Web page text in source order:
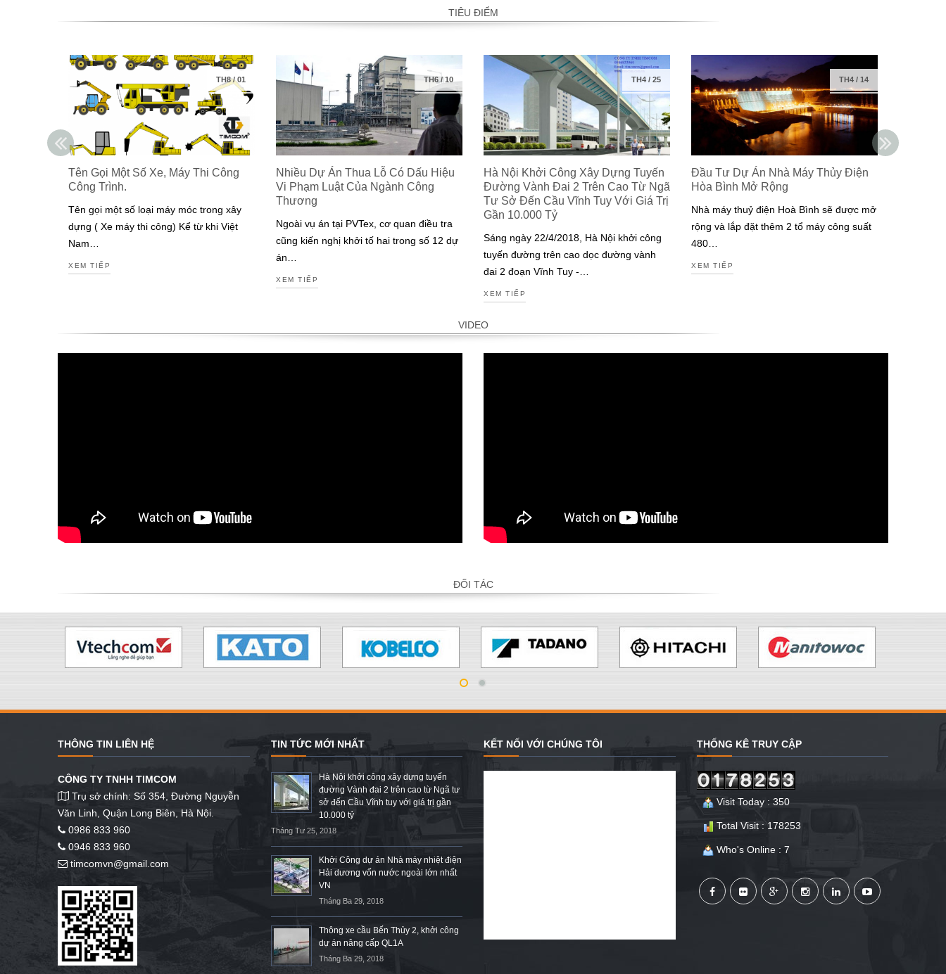
TIÊU ĐIỂM
TH8/01
Tên Gọi Một Số Xe, Máy Thi Công
Công Trình.
Tên gọi một số loại máy móc trong xây
dựng ( Xe máy thi công) Kể từ khi Việt
Nam…
XEM TIẾP
TH6/10
Nhiều Dự Án Thua Lỗ Có Dấu Hiệu
Vi Phạm Luật Của Ngành Công
Thương
Ngoài vụ án tại PVTex, cơ quan điều tra
cũng kiến nghị khởi tố hai trong số 12 dự
án…
XEM TIẾP
TH4 / 25
Hà Nội Khởi Công Xây Dựng Tuyến
Đường Vành Đai 2 Trên Cao Từ Ngã
Tư Sở Đến Cầu Vĩnh Tuy Với Giá Trị
Gần 10.000 Tỷ
Sáng ngày 22/4/2018, Hà Nội khởi công
tuyến đường trên cao dọc đường vành
đai 2 đoạn Vĩnh Tuy -…
XEM TIẾP
TH4 / 14
Đầu Tư Dự Án Nhà Máy Thủy Điện
Hòa Bình Mở Rộng
Nhà máy thuỷ điện Hoà Bình sẽ được mở
rộng và lắp đặt thêm 2 tổ máy công suất
480…
XEM TIẾP
VIDEO
ĐỐI TÁC
THÔNG TIN LIÊN HỆ
CÔNG TY TNHH TIMCOM
Trụ sở chính: Số 354, Đường Nguyễn
Văn Linh, Quận Long Biên, Hà Nội.
0986 833 960
0946 833 960
timcomvn@gmail.com
TIN TỨC MỚI NHẤT
Hà Nội khởi công xây dựng tuyến
đường Vành đai 2 trên cao từ Ngã tư
sở đến Cầu Vĩnh tuy với giá trị gần
10.000 tỷ
Tháng Tư 25, 2018
Khởi Công dự án Nhà máy nhiệt điện
Hải dương vốn nước ngoài lớn nhất
VN
Tháng Ba 29, 2018
Thông xe cầu Bến Thủy 2, khởi công
dự án nâng cấp QL1A
Tháng Ba 29, 2018
KẾT NỐI VỚI CHÚNG TÔI THỐNG KÊ TRUY CẬP
Visit Today : 350
Total Visit : 178253
Who's Online : 7